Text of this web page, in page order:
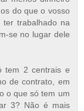
do que o vosso
ter trabalhado na
se no lugar dele
tem 2 centrais e
de contrato, em
o que só tem um
3? Não é mais